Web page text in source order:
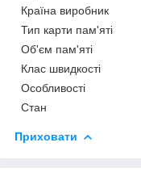
Країна виробник
Тип карти пам'яті
Об'єм пам'яті
Клас швидкості
Особливості
Стан
Приховати